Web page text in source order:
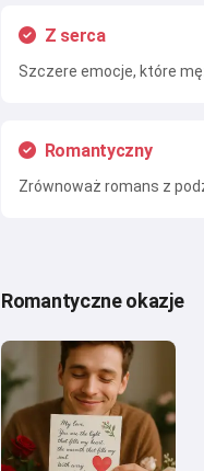
Z serca
Szczere emocje, które
Romantyczny
Zrównoważ romans z
Romantyczne okazje